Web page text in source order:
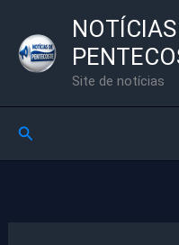
para
Site de notícias
Pesquisar